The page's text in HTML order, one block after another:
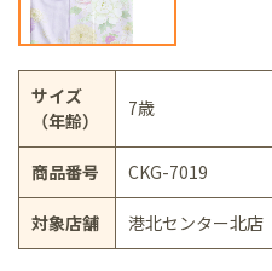
サイズ
（年齢）
7歳
商品番号 CKG-7019
対象店舗 港北センター北店